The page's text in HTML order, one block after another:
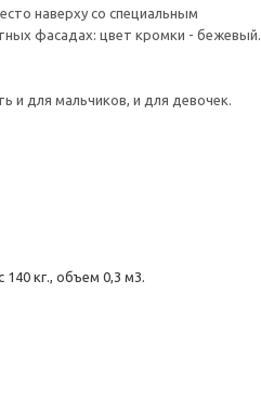
наверху со специальным
фасадах: цвет кромки - бежевый.
и для мальчиков, и для девочек.
кг., объем 0,3 м3.